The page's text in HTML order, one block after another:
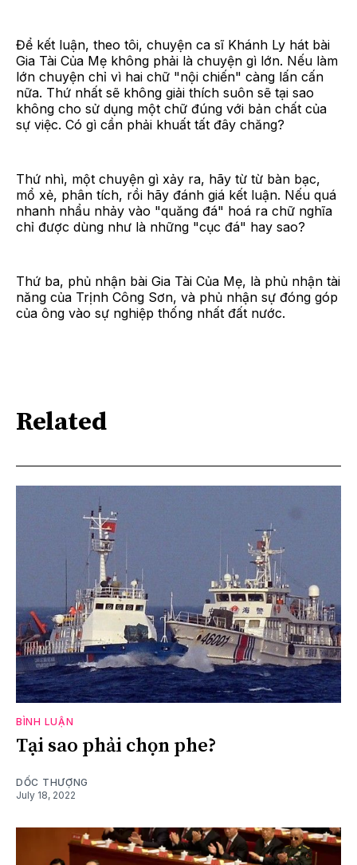
Để kết luận, theo tôi, chuyện ca sĩ Khánh Ly hát bài
Gia Tài Của Mẹ không phải là chuyện gì lớn. Nếu làm
lớn chuyện chỉ vì hai chữ "nội chiến" càng lấn cấn
nữa. Thứ nhất sẽ không giải thích suôn sẽ tại sao
không cho sử dụng một chữ đúng với bản chất của
sự việc. Có gì cần phải khuất tất đây chăng?
Thứ nhì, một chuyện gì xảy ra, hãy từ từ bàn bạc,
mổ xẻ, phân tích, rồi hãy đánh giá kết luận. Nếu quá
nhanh nhẩu nhảy vào "quăng đá" hoá ra chữ nghĩa
chỉ được dùng như là những "cục đá" hay sao?
Thứ ba, phủ nhận bài Gia Tài Của Mẹ, là phủ nhận tài
năng của Trịnh Công Sơn, và phủ nhận sự đóng góp
của ông vào sự nghiệp thống nhất đất nước.
Related
BÌNH LUẬN
Tại sao phải chọn phe?
DỐC THƯỢNG
July 18, 2022